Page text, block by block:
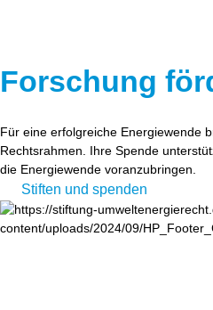
Forschung
Für eine erfolgreiche Energiewende
Rechtsrahmen. Ihre Spende
die Energiewende voranzubringen.
Stiften und spenden